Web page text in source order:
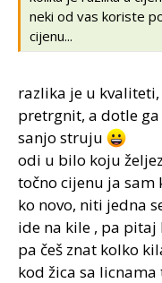
neki od vas koriste
cijenu...
razlika je u
pretrgnit, a dotle
sanjo struju
odi u bilo koju
točno cijenu ja
ko novo, niti jedna
ide na kile , pa pitaj
pa češ znat kolko
kod žica sa